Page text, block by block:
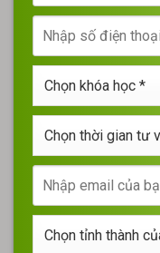
tên
của
bạn
*
số
điện
thoại
khóa
học
thời
gian
tư
vấnemail
của
bạn
tỉnh